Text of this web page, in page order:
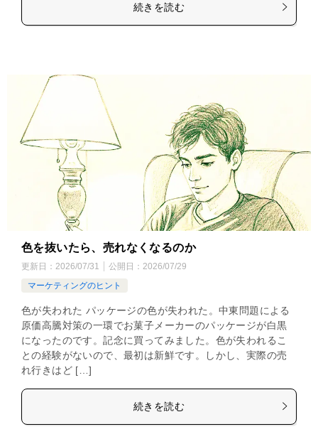
続きを読む
色を抜いたら、売れなくなるのか
更新日： 2026/07/31 公開日： 2026/07/29
マーケティングのヒント
色が失われた パッケージの色が失われた。中東問題による
原価高騰対策の一環でお菓子メーカーのパッケージが白黒
になったのです。記念に買ってみました。色が失われるこ
との経験がないので、最初は新鮮です。しかし、実際の売
れ行きはど […]
続きを読む